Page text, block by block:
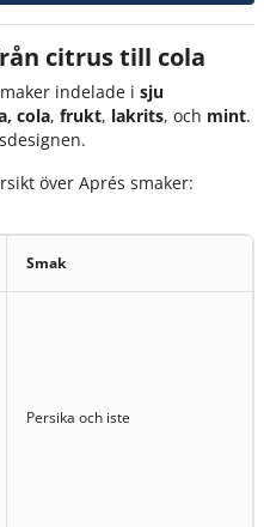
citrus till cola
indelade i sju
cola, frukt, lakrits, och mint.
över Aprés smaker:
Smak
Persika och iste